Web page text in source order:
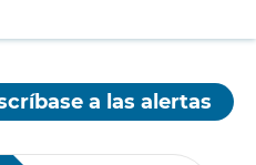
a las alertas